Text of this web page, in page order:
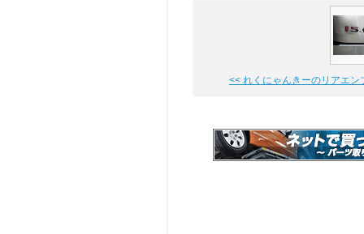
<< れくにゃんきーのリアエン